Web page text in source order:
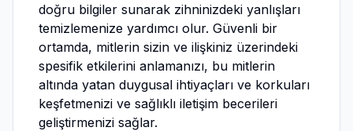
doğru bilgiler sunarak zihninizdeki yanlışları
temizlemenize yardımcı olur. Güvenli bir
ortamda, mitlerin sizin ve ilişkiniz üzerindeki
spesifik etkilerini anlamanızı, bu mitlerin
altında yatan duygusal ihtiyaçları ve korkuları
keşfetmenizi ve sağlıklı iletişim becerileri
geliştirmenizi sağlar.